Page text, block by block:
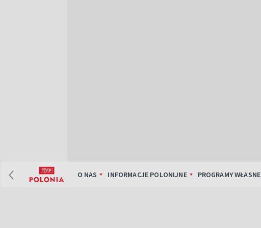
O NAS INFORMACJE POLONIJNE PROGRAMY WŁASNE